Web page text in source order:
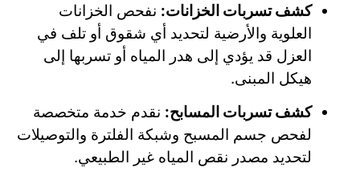
كشف تسربات الخزانات: نفحص الخزانات
العلوية والأرضية لتحديد أي شقوق أو تلف في
العزل قد يؤدي إلى هدر المياه أو تسربها إلى
هيكل المبنى.
كشف تسربات المسابح: نقدم خدمة متخصصة
لفحص جسم المسبح وشبكة الفلترة والتوصيلات
لتحديد مصدر نقص المياه غير الطبيعي.